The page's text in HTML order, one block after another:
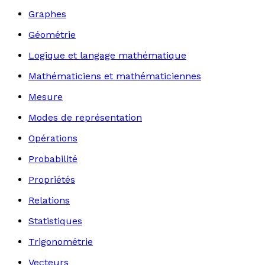
Graphes
Géométrie
Logique et langage mathématique
Mathématiciens et mathématiciennes
Mesure
Modes de représentation
Opérations
Probabilité
Propriétés
Relations
Statistiques
Trigonométrie
Vecteurs